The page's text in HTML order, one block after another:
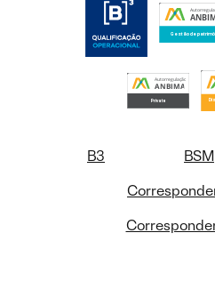
B3 BSM